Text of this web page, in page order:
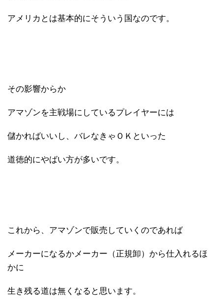
アメリカとは基本的にそういう国なのです。
その影響からか
アマゾンを主戦場にしているプレイヤーには
儲かればいいし、バレなきゃＯＫといった
道徳的にやばい方が多いです。
これから、アマゾンで販売していくのであれば
メーカーになるかメーカー（正規卸）から仕入れるほ
かに
生き残る道は無くなると思います。